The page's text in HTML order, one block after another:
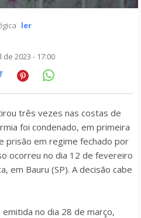
ler
de 2023 - 17:00
três vezes nas costas de
foi condenado, em primeira
prisão em regime fechado por
ocorreu no dia 12 de fevereiro
em Bauru (SP). A decisão cabe
no dia 28 de março,